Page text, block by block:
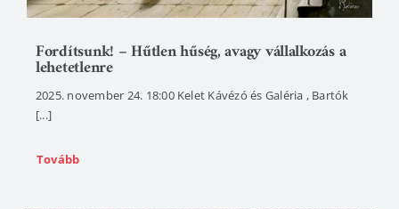
Fordítsunk! – Hűtlen hűség, avagy vállalkozás a
lehetetlenre
2025. november 24. 18:00 Kelet Kávézó és Galéria , Bartók
[...]
Tovább